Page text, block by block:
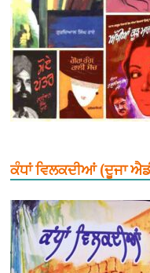
ਕੰਧਾਂ ਵਿਲਕਦੀਆਂ (ਦੂਜਾ